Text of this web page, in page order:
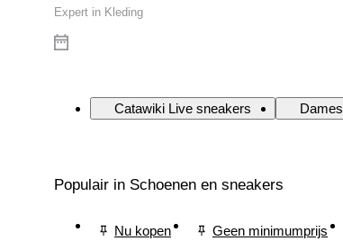
Expert in Kleding
Catawiki Live sneakers
Populair in Schoenen en sneakers
Nu kopen Geen minimumprijs